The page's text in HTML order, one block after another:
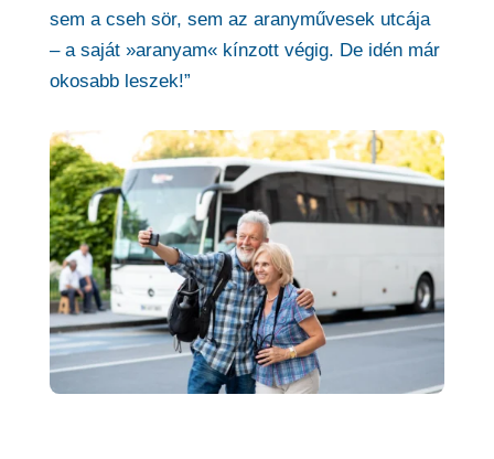
sem a cseh sör, sem az aranyművesek utcája
– a saját »aranyam« kínzott végig. De idén már
okosabb leszek!”